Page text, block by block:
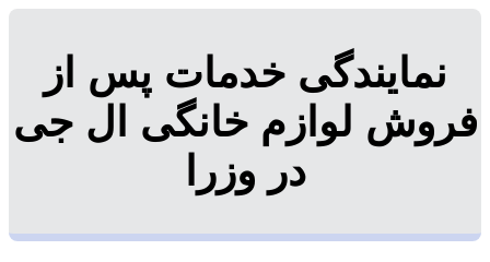
نمایندگی خدمات پس از
فروش لوازم خانگی ال جی
در وزرا